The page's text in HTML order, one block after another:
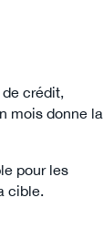
crédit,
mois donne la
pour les
cible.